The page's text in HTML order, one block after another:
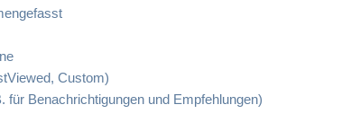
Custom)
für Benachrichtigungen und Empfehlungen)